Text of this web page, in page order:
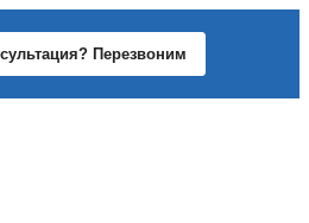
Перезвоним